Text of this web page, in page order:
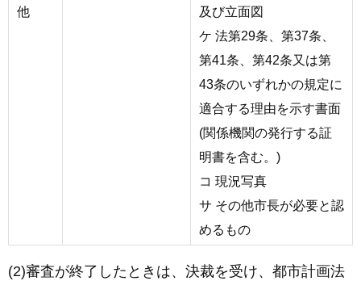
他
及び立面図
ケ 法第29条、第37条、
第41条、第42条又は第
43条のいずれかの規定に
適合する理由を示す書面
(関係機関の発行する証
明書を含む。)
コ 現況写真
サ その他市長が必要と認
めるもの
(2)審査が終了したときは、決裁を受け、都市計画法